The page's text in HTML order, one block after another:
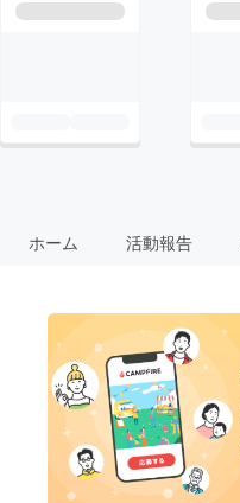
ホーム 活動報告